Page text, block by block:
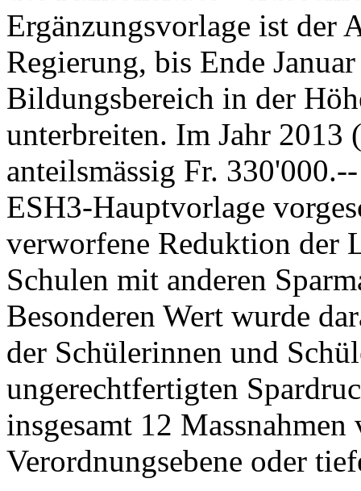
Ergänzungsvorlage ist der
Regierung, bis Ende
Bildungsbereich in der
unterbreiten. Im Jahr 2013
anteilsmässig Fr.
ESH3-Hauptvorlage
verworfene Reduktion der
Schulen mit anderen
Besonderen Wert wurde
der Schülerinnen und
ungerechtfertigten
insgesamt 12
Verordnungsebene oder